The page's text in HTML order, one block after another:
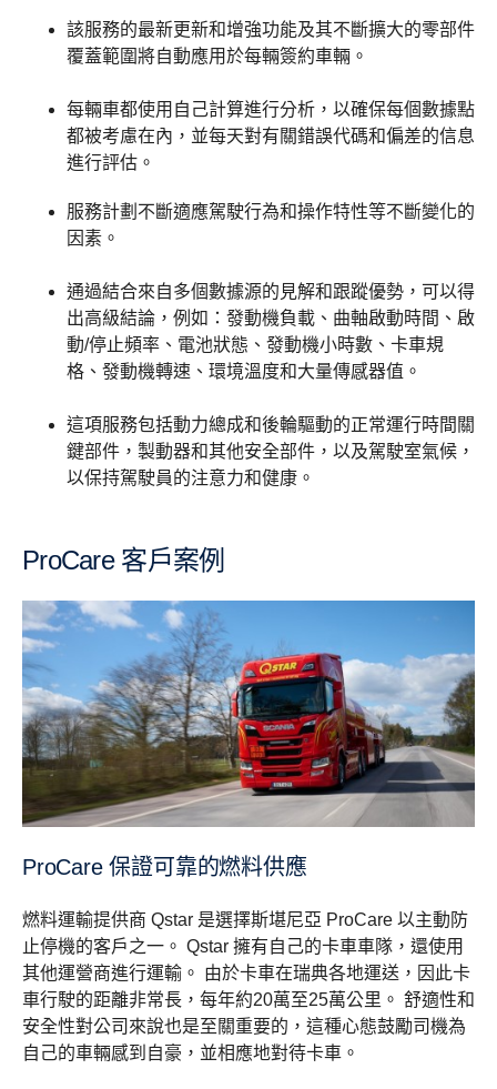
該服務的最新更新和增強功能及其不斷擴大的零部件
覆蓋範圍將自動應用於每輛簽約車輛。
每輛車都使用自己計算進行分析，以確保每個數據點
都被考慮在內，並每天對有關錯誤代碼和偏差的信息
進行評估。
服務計劃不斷適應駕駛行為和操作特性等不斷變化的
因素。
通過結合來自多個數據源的見解和跟蹤優勢，可以得
出高級結論，例如：發動機負載、曲軸啟動時間、啟
動/停止頻率、電池狀態、發動機小時數、卡車規
格、發動機轉速、環境溫度和大量傳感器值。
這項服務包括動力總成和後輪驅動的正常運行時間關
鍵部件，製動器和其他安全部件，以及駕駛室氣候，
以保持駕駛員的注意力和健康。
ProCare 客戶案例
ProCare 保證可靠的燃料供應
燃料運輸提供商 Qstar 是選擇斯堪尼亞 ProCare 以主動防
止停機的客戶之一。 Qstar 擁有自己的卡車車隊，還使用
其他運營商進行運輸。 由於卡車在瑞典各地運送，因此卡
車行駛的距離非常長，每年約20萬至25萬公里。 舒適性和
安全性對公司來說也是至關重要的，這種心態鼓勵司機為
自己的車輛感到自豪，並相應地對待卡車。